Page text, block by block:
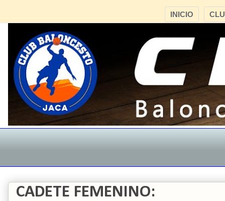
INICIO
CADETE FEMENINO: